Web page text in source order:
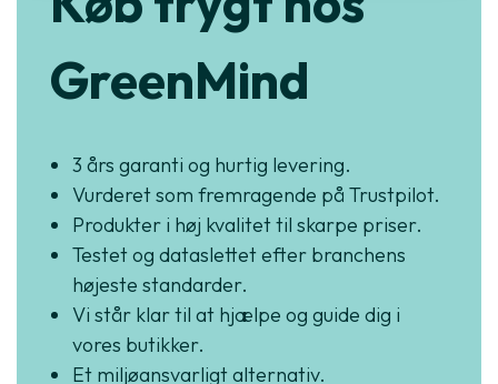
GreenMind
3 års garanti og hurtig levering.
Vurderet som fremragende på Trustpilot.
Produkter i høj kvalitet til skarpe priser.
Testet og dataslettet efter branchens
højeste standarder.
Vi står klar til at hjælpe og guide dig i
vores butikker.
Et miljøansvarligt alternativ.